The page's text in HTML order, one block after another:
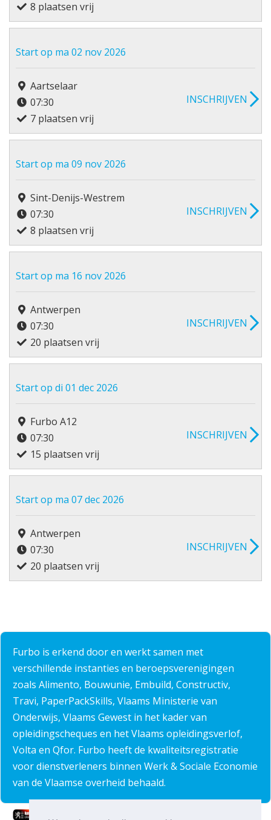
8 plaatsen vrij
Start op ma 02 nov 2026
INSCHRIJVEN
Aartselaar
07:30
7 plaatsen vrij
Start op ma 09 nov 2026
INSCHRIJVEN
Sint-Denijs-Westrem
07:30
8 plaatsen vrij
Start op ma 16 nov 2026
INSCHRIJVEN
Antwerpen
07:30
20 plaatsen vrij
Start op di 01 dec 2026
INSCHRIJVEN
Furbo A12
07:30
15 plaatsen vrij
Start op ma 07 dec 2026
INSCHRIJVEN
Antwerpen
07:30
20 plaatsen vrij
Furbo is erkend door en werkt samen met
verschillende instanties en beroepsverenigingen
zoals Alimento, Bouwunie, Embuild, Constructiv,
Travi, PaperPackSkills, Vlaams Ministerie van
Onderwijs, Vlaams Gewest in het kader van
opleidingscheques en het Vlaams opleidingsverlof,
Volta en Qfor. Furbo heeft de kwaliteitsregistratie
voor dienstverleners binnen Werk & Sociale Economie
van de Vlaamse overheid behaald.